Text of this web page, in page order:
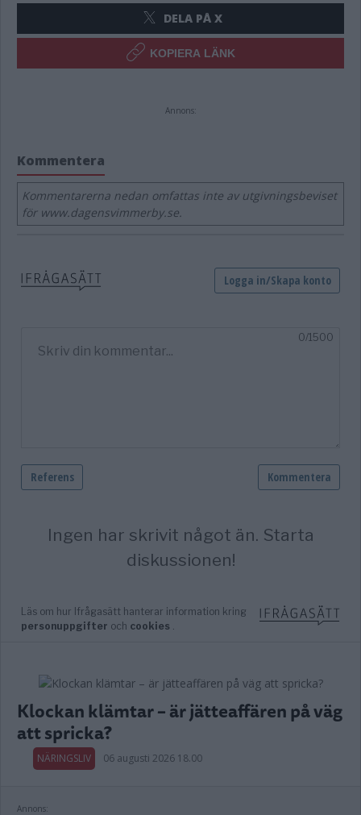
DELA PÅ X
KOPIERA LÄNK
Annons:
Kommentera
Kommentarerna nedan omfattas inte av utgivningsbeviset
för www.dagensvimmerby.se.
Klockan klämtar – är jätteaffären på väg
att spricka?
NÄRINGSLIV 06 augusti 2026 18.00
Annons: